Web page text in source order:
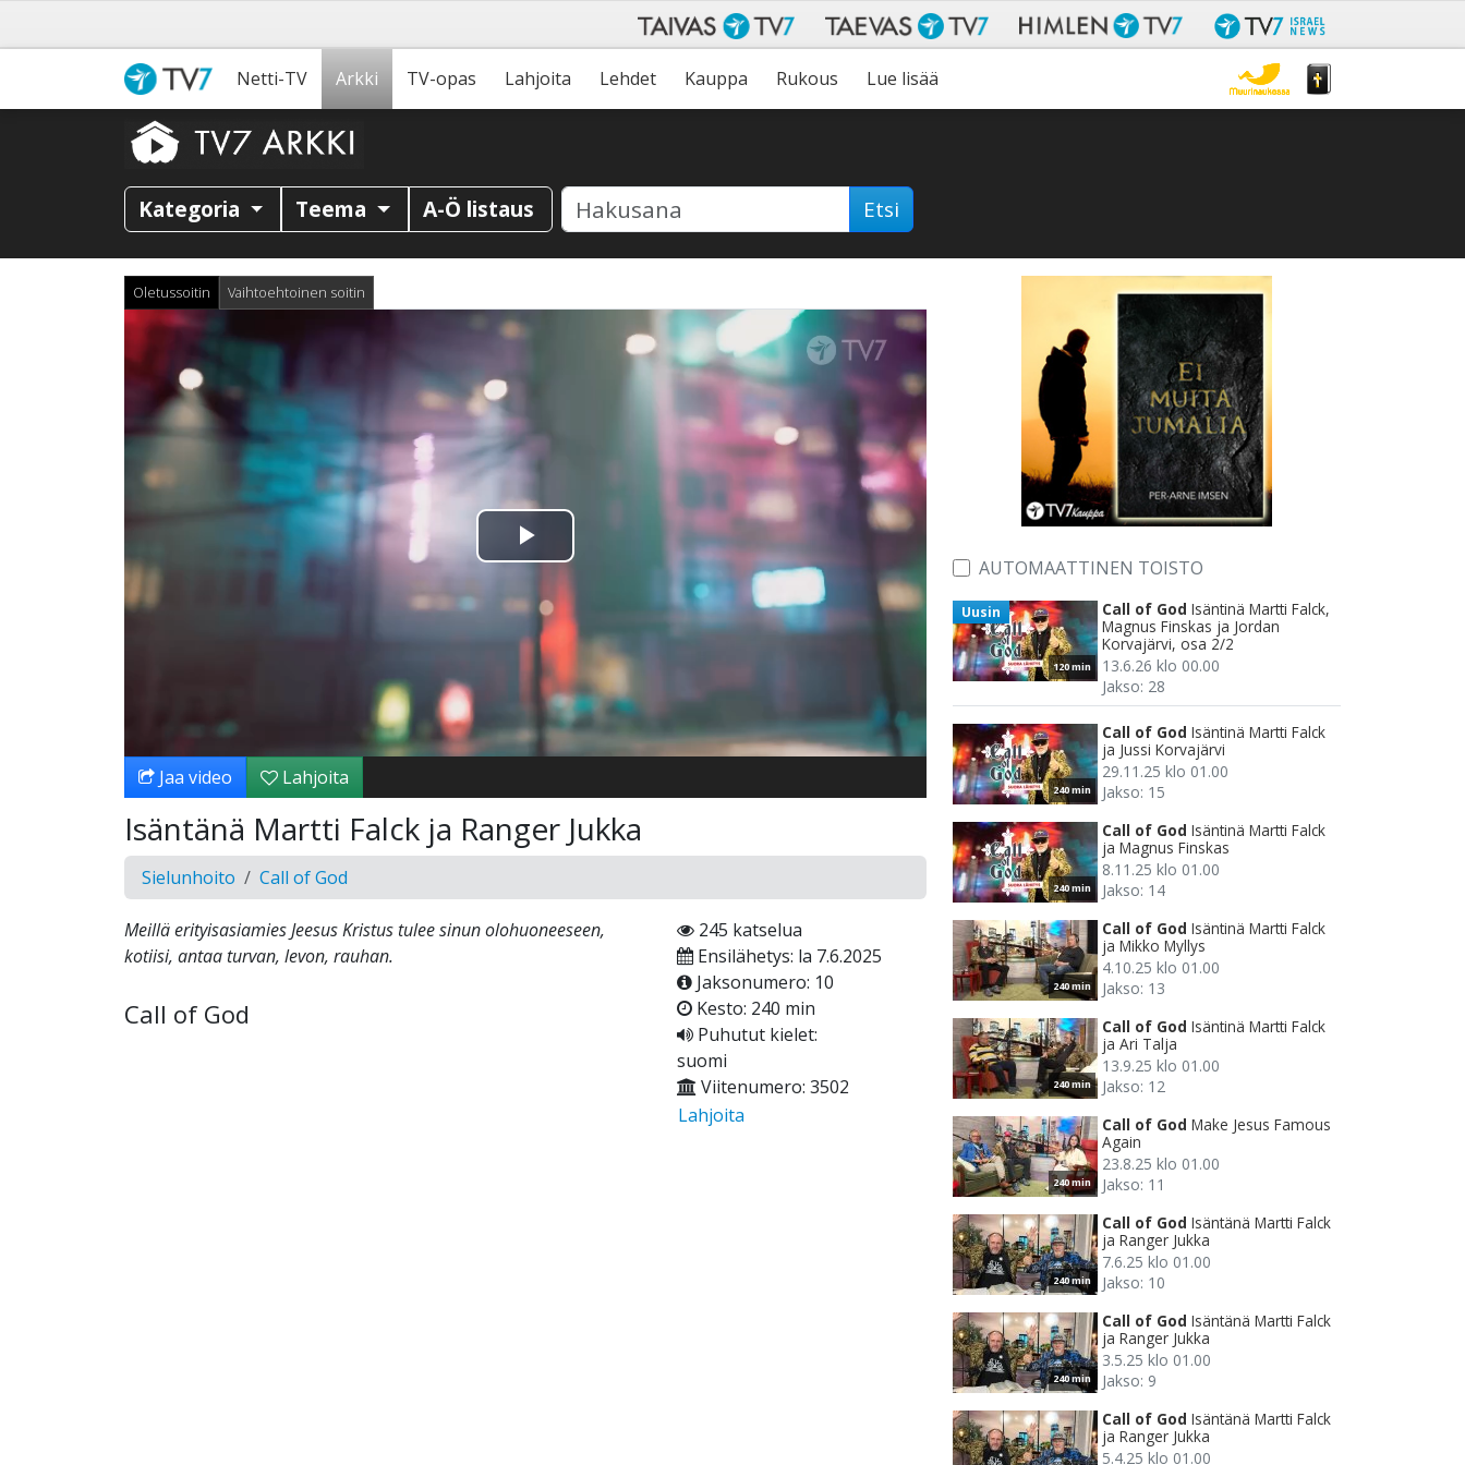
Netti-TV Arkki TV-opas Lahjoita Lehdet Kauppa Rukous Lue lisää
Kategoria Teema A-Ö listaus Etsi
Oletussoitin Vaihtoehtoinen soitin
Toista
Video
Jaa video Lahjoita
Isäntänä Martti Falck ja Ranger Jukka
Sielunhoito Call of God
Meillä erityisasiamies Jeesus Kristus tulee sinun olohuoneeseen,
kotiisi, antaa turvan, levon, rauhan.
Call of God
245 katselua
Ensilähetys: la 7.6.2025
Jaksonumero: 10
Kesto: 240 min
Puhutut kielet:
suomi
Viitenumero: 3502
Lahjoita
AUTOMAATTINEN TOISTO
120 min
Uusin Call of God Isäntinä Martti Falck,
Magnus Finskas ja Jordan
Korvajärvi, osa 2/2
13.6.26 klo 00.00
Jakso: 28
240 min
Call of God Isäntinä Martti Falck
ja Jussi Korvajärvi
29.11.25 klo 01.00
Jakso: 15
240 min
Call of God Isäntinä Martti Falck
ja Magnus Finskas
8.11.25 klo 01.00
Jakso: 14
240 min
Call of God Isäntinä Martti Falck
ja Mikko Myllys
4.10.25 klo 01.00
Jakso: 13
240 min
Call of God Isäntinä Martti Falck
ja Ari Talja
13.9.25 klo 01.00
Jakso: 12
240 min
Call of God Make Jesus Famous
Again
23.8.25 klo 01.00
Jakso: 11
240 min
Call of God Isäntänä Martti Falck
ja Ranger Jukka
7.6.25 klo 01.00
Jakso: 10
240 min
Call of God Isäntänä Martti Falck
ja Ranger Jukka
3.5.25 klo 01.00
Jakso: 9
Call of God Isäntänä Martti Falck
ja Ranger Jukka
5.4.25 klo 01.00